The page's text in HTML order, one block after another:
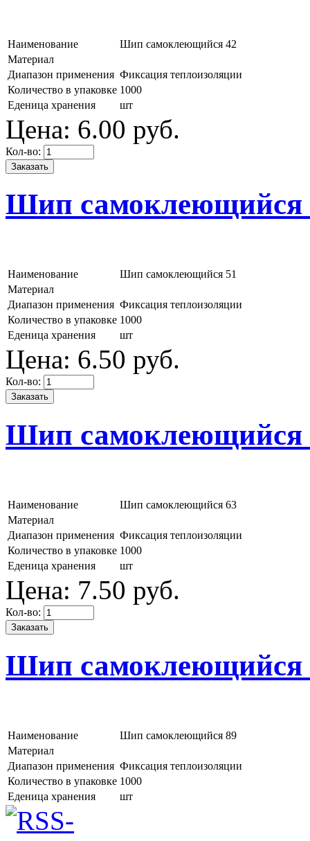
Наименование
Шип самоклеющийся 42
Материал
Диапазон применения Фиксация теплоизоляции
Количество в упаковке 1000
Еденица хранения
шт
Цена: 6.00 руб.
Кол-во:
Шип самоклеющийся
Наименование
Шип самоклеющийся 51
Материал
Диапазон применения Фиксация теплоизоляции
Количество в упаковке 1000
Еденица хранения
шт
Цена: 6.50 руб.
Кол-во:
Шип самоклеющийся
Наименование
Шип самоклеющийся 63
Материал
Диапазон применения Фиксация теплоизоляции
Количество в упаковке 1000
Еденица хранения
шт
Цена: 7.50 руб.
Кол-во:
Шип самоклеющийся
Наименование
Шип самоклеющийся 89
Материал
Диапазон применения Фиксация теплоизоляции
Количество в упаковке 1000
Еденица хранения
шт